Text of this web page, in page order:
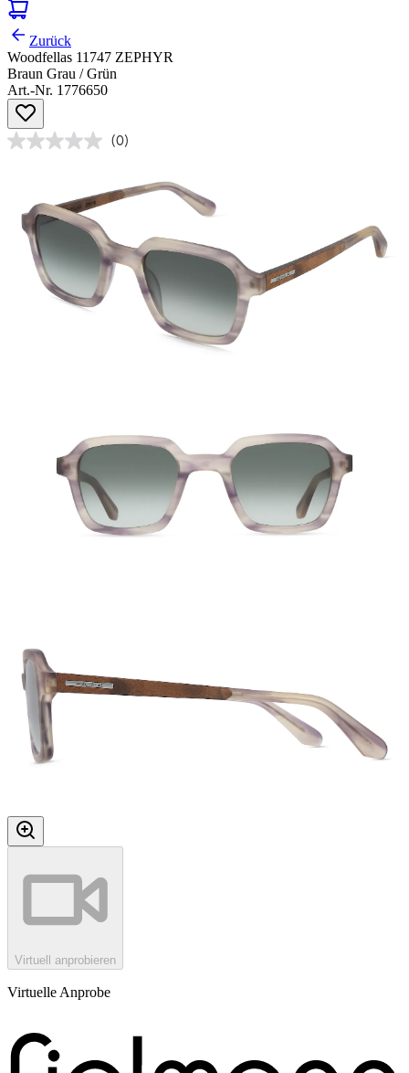
Zurück
Woodfellas 11747 ZEPHYR
Braun Grau / Grün
Art.-Nr. 1776650
(0)
Virtuell anprobieren
Virtuelle Anprobe